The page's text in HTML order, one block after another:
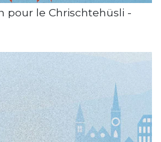
pour le Chrischtehüsli -